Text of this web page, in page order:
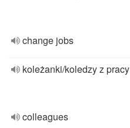
change jobs
koleżanki/koledzy z pracy
colleagues